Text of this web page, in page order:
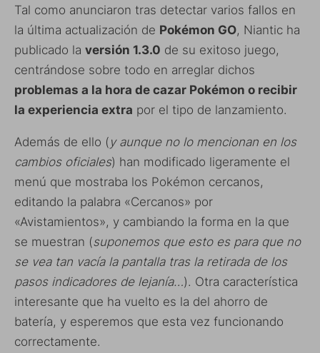
Tal como anunciaron tras detectar varios fallos en
la última actualización de Pokémon GO, Niantic ha
publicado la versión 1.3.0 de su exitoso juego,
centrándose sobre todo en arreglar dichos
problemas a la hora de cazar Pokémon o recibir
la experiencia extra por el tipo de lanzamiento.
Además de ello ( y aunque no lo mencionan en los
cambios oficiales) han modificado ligeramente el
menú que mostraba los Pokémon cercanos,
editando la palabra «Cercanos» por
«Avistamientos», y cambiando la forma en la que
se muestran (suponemos que esto es para que no
se vea tan vacía la pantalla tras la retirada de los
pasos indicadores de lejanía…). Otra característica
interesante que ha vuelto es la del ahorro de
batería, y esperemos que esta vez funcionando
correctamente.